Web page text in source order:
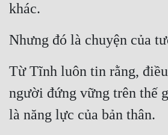
khác.
Nhưng đó là chuyện của
Từ Tĩnh luôn tin rằng,
người đứng vững trên thế
là năng lực của bản thân.